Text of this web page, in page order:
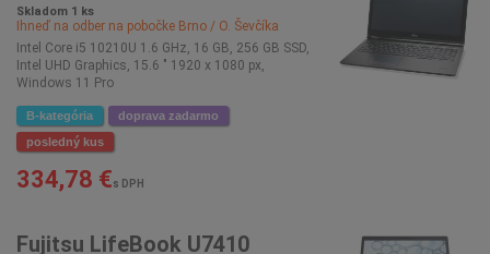
Skladom 1 ks
Ihneď na odber na pobočke Brno / O. Ševčíka
Intel Core i5 10210U 1.6 GHz, 16 GB, 256 GB SSD,
Intel UHD Graphics, 15.6 " 1920 x 1080 px,
Windows 11 Pro
B-kategória
doprava zadarmo
posledný kus
334,78 €s DPH
Fujitsu LifeBook U7410